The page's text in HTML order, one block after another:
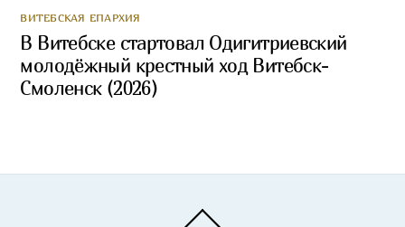
ВИТЕБСКАЯ ЕПАРХИЯ
В Витебске стартовал Одигитриевский
молодёжный крестный ход Витебск-
Смоленск (2026)